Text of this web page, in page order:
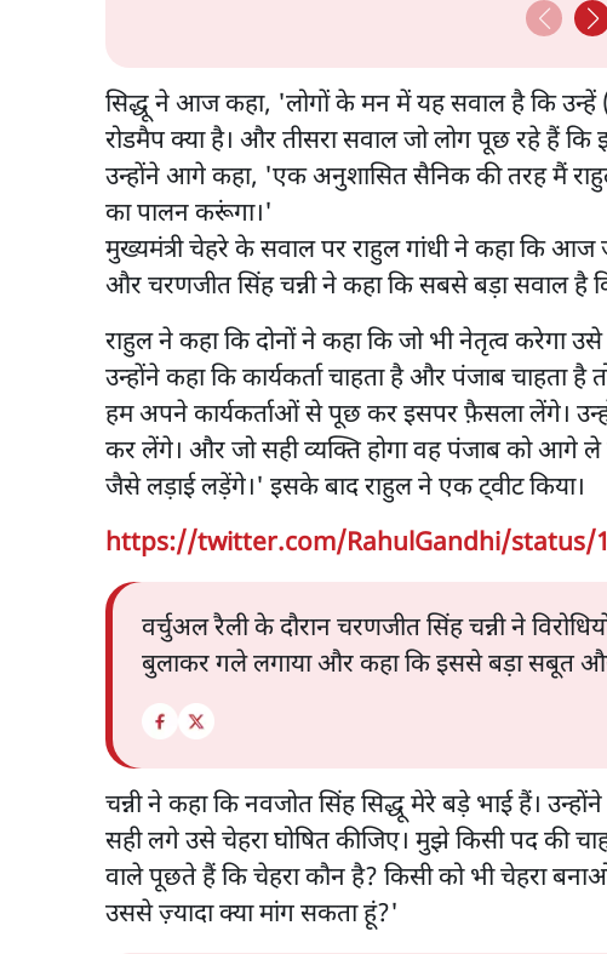
सिद्धू ने आज कहा, 'लोगों के मन में यह सवाल है कि
रोडमैप क्या है। और तीसरा सवाल जो लोग पूछ रहे हैं कि
उन्होंने आगे कहा, 'एक अनुशासित सैनिक की तरह मैं
का पालन करूंगा।'
मुख्यमंत्री चेहरे के सवाल पर राहुल गांधी ने कहा कि आज
और चरणजीत सिंह चन्नी ने कहा कि सबसे बड़ा सवाल है
राहुल ने कहा कि दोनों ने कहा कि जो भी नेतृत्व करेगा
उन्होंने कहा कि कार्यकर्ता चाहता है और पंजाब चाहता
हम अपने कार्यकर्ताओं से पूछ कर इसपर फ़ैसला लेंगे।
कर लेंगे। और जो सही व्यक्ति होगा वह पंजाब को आगे
जैसे लड़ाई लड़ेंगे।' इसके बाद राहुल ने एक ट्वीट किया।
https://twitter.com/RahulGandhi/status/
वर्चुअल रैली के दौरान चरणजीत सिंह चन्नी ने
बुलाकर गले लगाया और कहा कि इससे बड़ा सबूत
चन्नी ने कहा कि नवजोत सिंह सिद्धू मेरे बड़े भाई हैं।
सही लगे उसे चेहरा घोषित कीजिए। मुझे किसी पद की
वाले पूछते हैं कि चेहरा कौन है? किसी को भी चेहरा
उससे ज़्यादा क्या मांग सकता हूं?'